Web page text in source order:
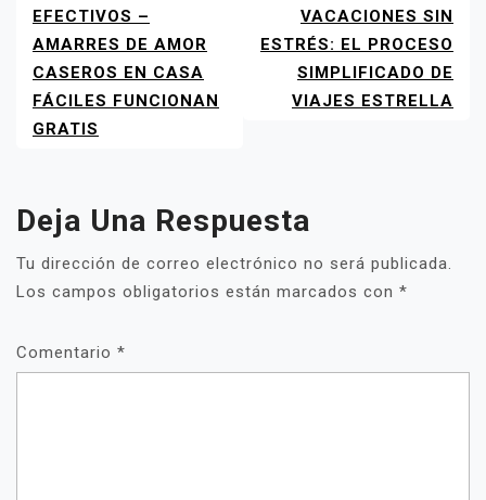
DE
ENTRADAS
EFECTIVOS –
AMARRES DE AMOR
CASEROS EN CASA
FÁCILES FUNCIONAN
GRATIS
VACACIONES SIN
ESTRÉS: EL PROCESO
SIMPLIFICADO DE
VIAJES ESTRELLA
Deja Una Respuesta
Tu dirección de correo electrónico no será publicada.
Los campos obligatorios están marcados con *
Comentario *